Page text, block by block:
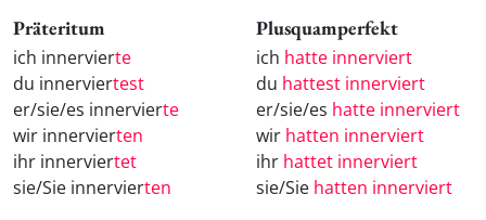
Präteritum
ich innervierte
du innerviertest
er/sie/es innervierte
wir innervierten
ihr innerviertet
sie/Sie innervierten
Plusquamperfekt
ich hatte innerviert
du hattest innerviert
er/sie/es hatte innerviert
wir hatten innerviert
ihr hattet innerviert
sie/Sie hatten innerviert